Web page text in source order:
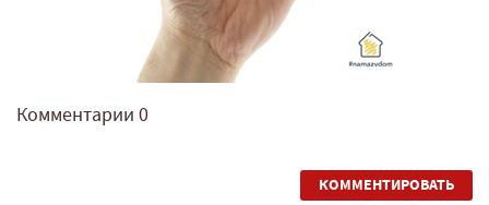
Комментарии 0
КОММЕНТИРОВАТЬ